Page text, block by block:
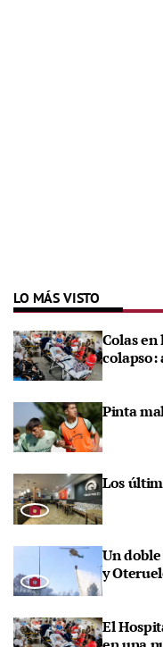
LO MÁS VISTO
Colas
colapso:
Pinta
Los
Un
y
El